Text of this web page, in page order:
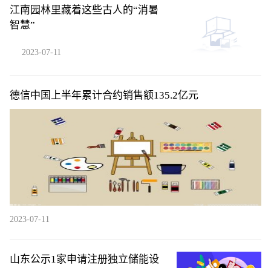
江南园林里藏着这些古人的“消暑
智慧”
2023-07-11
德信中国上半年累计合约销售额135.2亿元
2023-07-11
山东公示1家申请注册独立储能设